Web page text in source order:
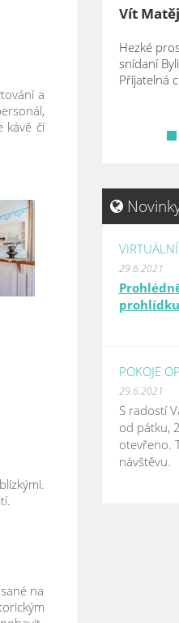
a
kávě či
na
Vít
Hezké
snídaní
Přijatelná
•
29.6.2021
POKOJE
29.6.2021
S radostí
od pátku,
otevřeno.
návštěvu.